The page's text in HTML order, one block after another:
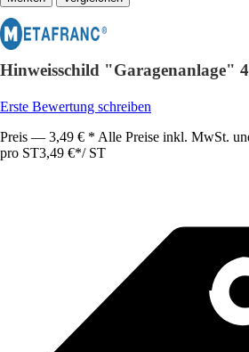
Hinweisschild "Garagenanlage"
Erste Bewertung schreiben
Preis — 3,49 € * Alle Preise inkl. MwSt.
pro ST3,49 €*/ ST